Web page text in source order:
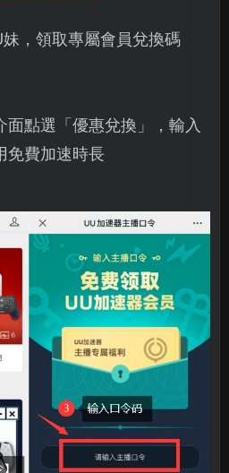
，領取專屬會員兌換碼
點選「優惠兌換」，輸入
免費加速時長